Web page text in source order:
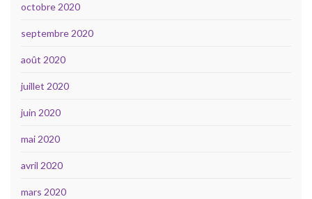
octobre 2020
septembre 2020
août 2020
juillet 2020
juin 2020
mai 2020
avril 2020
mars 2020